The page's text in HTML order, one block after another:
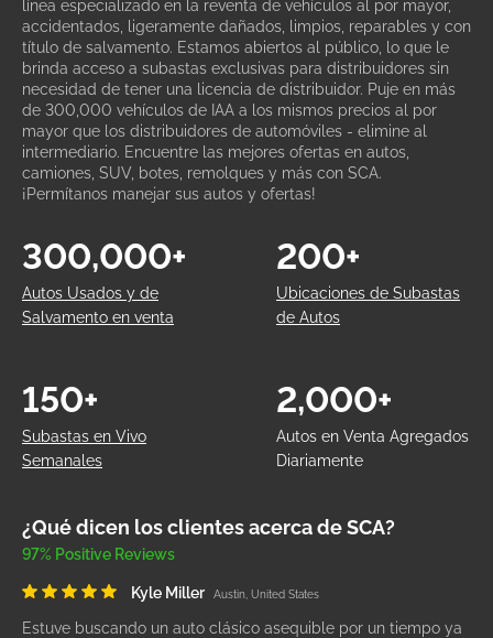
línea especializado en la reventa de vehículos al por mayor,
accidentados, ligeramente dañados, limpios, reparables y con
título de salvamento. Estamos abiertos al público, lo que le
brinda acceso a subastas exclusivas para distribuidores sin
necesidad de tener una licencia de distribuidor. Puje en más
de 300,000 vehículos de IAA a los mismos precios al por
mayor que los distribuidores de automóviles - elimine al
intermediario. Encuentre las mejores ofertas en autos,
camiones, SUV, botes, remolques y más con SCA.
¡Permítanos manejar sus autos y ofertas!
Autos Usados y de
Salvamento en venta
300,000+
Ubicaciones de Subastas
de Autos
200+
Subastas en Vivo
Semanales
150+
Autos en Venta Agregados
Diariamente
2,000+
¿Qué dicen los clientes acerca de SCA?
97% Positive Reviews
Kyle Miller Austin, United States
Estuve buscando un auto clásico asequible por un tiempo ya